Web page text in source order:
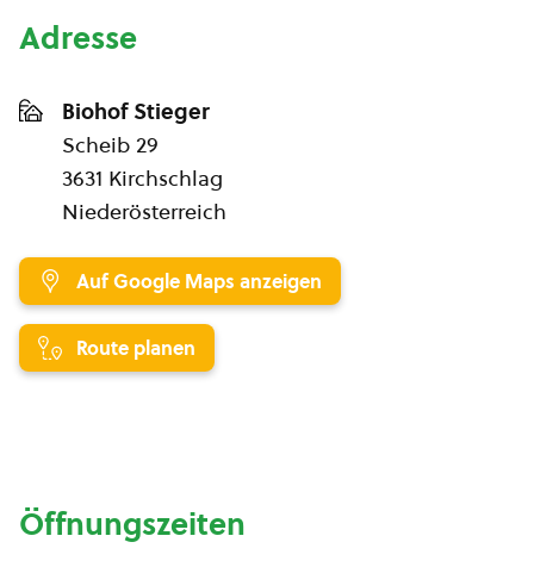
Adresse
Biohof Stieger
Scheib 29
3631 Kirchschlag
Niederösterreich
Auf Google Maps anzeigen
Route planen
Öffnungszeiten